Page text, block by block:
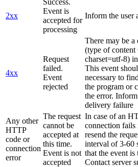
2xx
Event is
accepted for
processing
Inform the user
4xx
Request
failed.
Event
rejected
There may be
(type of content
charset=utf-8)
This event
necessary to
the program or
the error.
delivery failure
Any other
HTTP
code or
connection
error
The request
cannot be
accepted at
this time.
Event is not
accepted
In case of an
connection fails
resend the
interval of 3-60
that the event
Contact server